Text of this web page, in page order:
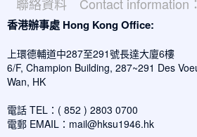
香港辦事處 Hong Kong Office:
上環德輔道中287至291號長達大廈6樓
6/F, Champion Building, 287~291 Des
Wan, HK
電話 TEL：( 852 ) 2803 0700
電郵 EMAIL： mail@hksu1946.hk